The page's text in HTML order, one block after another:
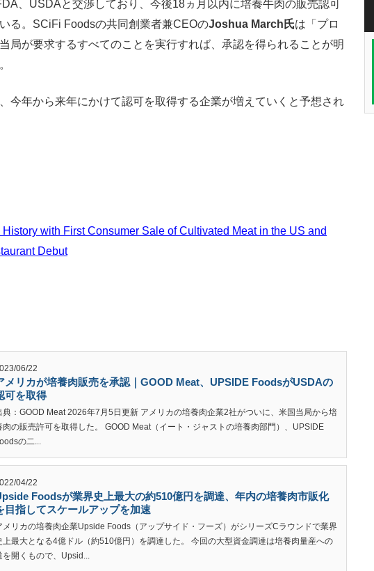
、USDAと交渉しており、今後18ヵ月以内に培養牛肉の販売認可
る。SCiFi Foodsの共同創業者兼CEOのJoshua March氏は「プロ
局が要求するすべてのことを実行すれば、承認を得られることが明
。
今年から来年にかけて認可を取得する企業が増えていくと予想され
with First Consumer Sale of Cultivated Meat in the US and
Debut
06/22
メリカが培養肉販売を承認｜GOOD Meat、UPSIDE FoodsがUSDAの
可を取得
典：GOOD Meat 2026年7月5日更新 アメリカの培養肉企業2社がついに、米国当局から培
肉の販売許可を取得した。 GOOD Meat（イート・ジャストの培養肉部門）、UPSIDE
の二...
04/22
Foodsが業界史上最大の約510億円を調達、年内の培養肉市販化
目指してスケールアップを加速
メリカの培養肉企業Upside Foods（アップサイド・フーズ）がシリーズCラウンドで業界
上最大となる4億ドル（約510億円）を調達した。 今回の大型資金調達は培養肉量産への
を開くもので、Upsid...